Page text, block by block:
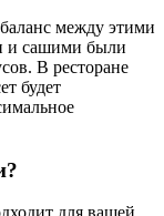
между этими
и сашими были
В ресторане
будет